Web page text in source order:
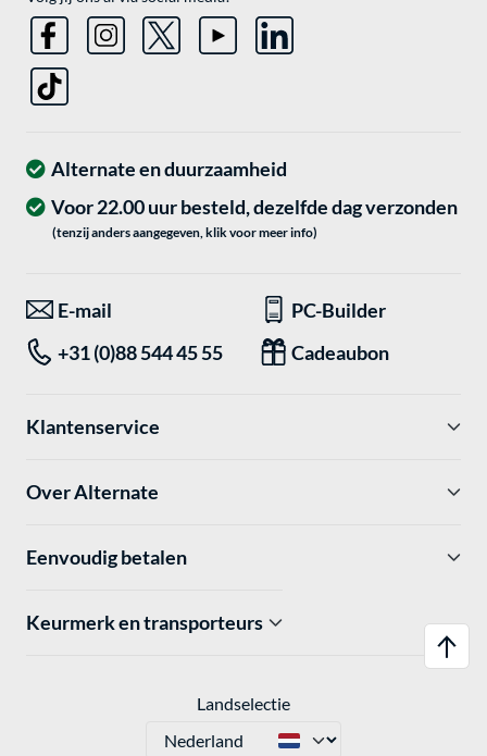
Alternate en duurzaamheid
Voor 22.00 uur besteld, dezelfde dag verzonden
(tenzij anders aangegeven, klik voor meer info)
E-mail
PC-Builder
+31 (0)88 544 45 55
Cadeaubon
Klantenservice
Over Alternate
Eenvoudig betalen
Keurmerk en transporteurs
Landselectie